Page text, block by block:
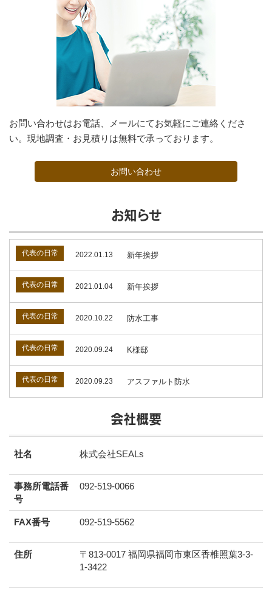
お問い合わせはお電話、メールにてお気軽にご連絡くださ
い。現地調査・お見積りは無料で承っております。
お問い合わせ
お知らせ
代表の日常 2022.01.13 新年挨拶
代表の日常 2021.01.04 新年挨拶
代表の日常 2020.10.22 防水工事
代表の日常 2020.09.24 K様邸
代表の日常 2020.09.23 アスファルト防水
会社概要
社名 株式会社SEALs
事務所電話番
号
092-519-0066
FAX番号 092-519-5562
住所
〒813-0017 福岡県福岡市東区香椎照葉3-3-
1-3422